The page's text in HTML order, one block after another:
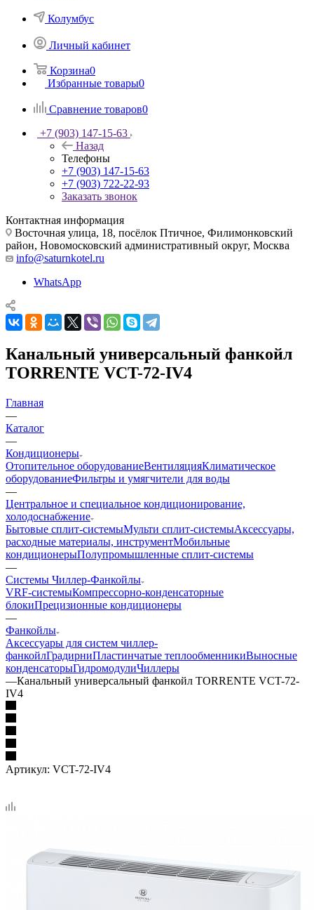
Колумбус
Личный кабинет
Корзина0
Избранные товары0
Сравнение товаров0
+7 (903) 147-15-63
Назад
Телефоны
+7 (903) 147-15-63
+7 (903) 722-22-93
Заказать звонок
Контактная информация
Восточная улица, 18, посёлок Птичное, Филимонковский
район, Новомосковский административный округ, Москва
info@saturnkotel.ru
WhatsApp
Канальный универсальный фанкойл
TORRENTE VCT-72-IV4
Главная
—
Каталог
—
Кондиционеры
Отопительное оборудованиеВентиляцияКлиматическое
оборудованиеФильтры и умягчители для воды
—
Центральное и специальное кондиционирование,
холодоснабжение
Бытовые сплит-системыМульти сплит-системыАксессуары,
расходные материалы, инструментМобильные
кондиционерыПолупромышленные сплит-системы
—
Системы Чиллер-Фанкойлы
VRF-системыКомпрессорно-конденсаторные
блокиПрецизионные кондиционеры
—
Фанкойлы
Аксессуары для систем чиллер-
фанкойлГрадирниПластинчатые теплообменникиВыносные
конденсаторыГидромодулиЧиллеры
—Канальный универсальный фанкойл TORRENTE VCT-72-
IV4
Артикул: VCT-72-IV4